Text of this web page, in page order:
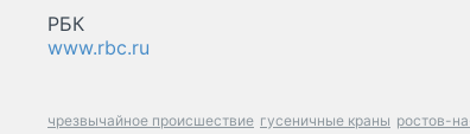
РБК
www.rbc.ru
чрезвычайное происшествие гусеничные краны ростов-